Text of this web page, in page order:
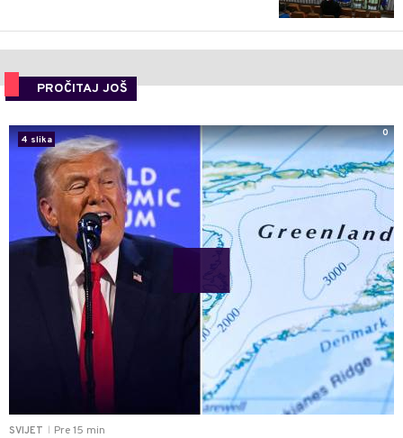
PROČITAJ JOŠ
SVIJET Pre 15 min
4 slika
0